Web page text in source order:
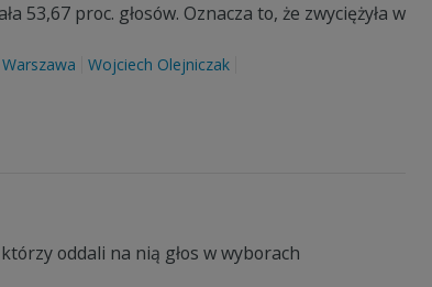
53,67 proc. głosów. Oznacza to, że zwyciężyła w
Warszawa
Wojciech Olejniczak
oddali na nią głos w wyborach